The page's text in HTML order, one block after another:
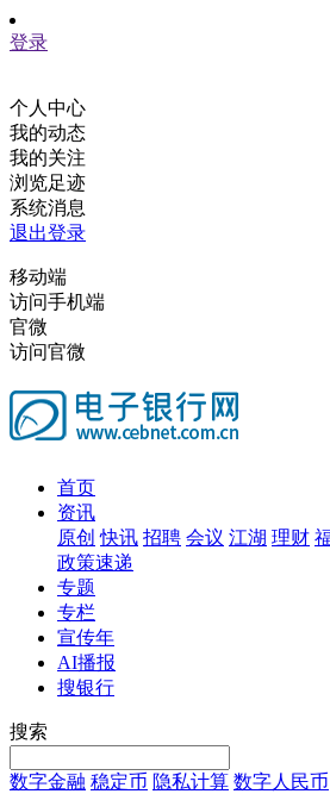
登录
个人中心
我的动态
我的关注
浏览足迹
系统消息
退出登录
移动端
访问手机端
官微
访问官微
首页
资讯
原创 快讯 招聘 会议 江湖 理财
政策速递
专题
专栏
宣传年
AI播报
搜银行
搜索
数字金融 稳定币 隐私计算 数字人民币